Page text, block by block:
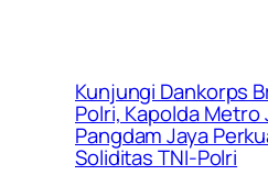
Kunjungi Dankorps
Polri, Kapolda Metro
Pangdam Jaya
Soliditas TNI-Polri